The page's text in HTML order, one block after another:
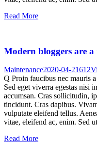
Read More
Modern bloggers are
Maintenance2020-04-21612
Q Proin faucibus nec mauris
Sed eget viverra egestas nisi
accumsan. Cras sollicitudin,
tincidunt. Cras dapibus.
vulputate eleifend tellus.
vitae, eleifend ac, enim. Sed
Read More